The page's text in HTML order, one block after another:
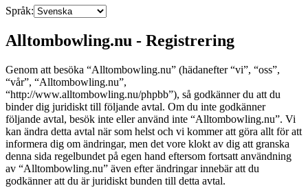
Språk:
Alltombowling.nu - Registrering
Genom att besöka “Alltombowling.nu” (hädanefter “vi”, “oss”,
“vår”, “Alltombowling.nu”,
“http://www.alltombowling.nu/phpbb”), så godkänner du att du
binder dig juridiskt till följande avtal. Om du inte godkänner
följande avtal, besök inte eller använd inte “Alltombowling.nu”. Vi
kan ändra detta avtal när som helst och vi kommer att göra allt för att
informera dig om ändringar, men det vore klokt av dig att granska
denna sida regelbundet på egen hand eftersom fortsatt användning
av “Alltombowling.nu” även efter ändringar innebär att du
godkänner att du är juridiskt bunden till detta avtal.